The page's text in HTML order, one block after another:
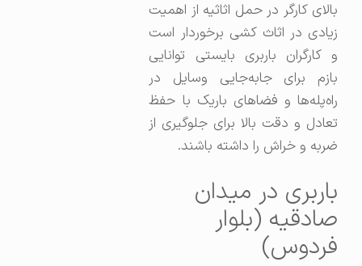
بالای کارگر در حمل اثاثیه از اهمیت
زیادی در اثاث کشی برخوردار است
و کارگران باربری بایستی توانایی
بازم برای جابه‌جایی وسایل در
راه‌پله‌ها و فضاهای باریک با حفظ
تعادل و دقت بالا برای جلوگیری از
ضربه و خراش را داشته باشند.
باربری در میدان
صادقیه (بلوار
فردوس)